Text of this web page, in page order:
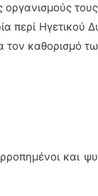
περί Ηγετικού
τον καθορισμό
και